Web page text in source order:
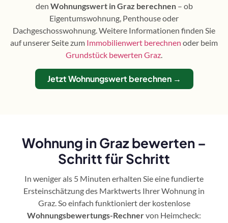
den Wohnungswert in Graz berechnen– ob
Eigentumswohnung, Penthouse oder
Dachgeschosswohnung. Weitere Informationen finden Sie
auf unserer Seite zum Immobilienwert berechnen oder beim
Grundstück bewerten Graz.
Jetzt Wohnungswert berechnen →
Wohnung in Graz bewerten –
Schritt für Schritt
In weniger als 5 Minuten erhalten Sie eine fundierte
Ersteinschätzung des Marktwerts Ihrer Wohnung in
Graz. So einfach funktioniert der kostenlose
Wohnungsbewertungs-Rechnervon Heimcheck: